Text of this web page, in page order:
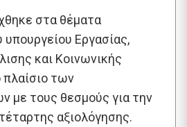
στα θέματα
Εργασίας,
και Κοινωνικής
των
με τους θεσμούς για την
αξιολόγησης.